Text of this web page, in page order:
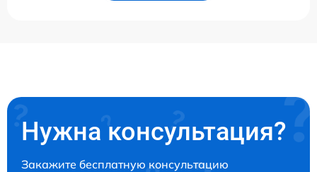
Нужна консультация?
Закажите бесплатную консультацию